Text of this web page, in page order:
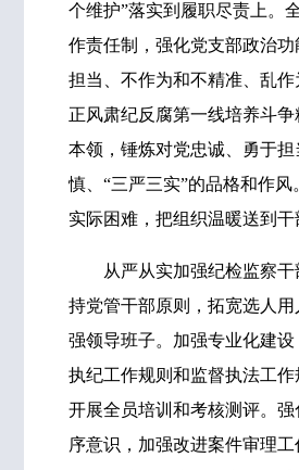
个维护”落实到履职尽责上。
作责任制，强化党支部政治
担当、不作为和不精准、乱
正风肃纪反腐第一线培养斗
本领，锤炼对党忠诚、勇于
慎、“三严三实”的品格和作风
实际困难，把组织温暖送到干
从严从实加强纪检监察干
持党管干部原则，拓宽选人
强领导班子。加强专业化建
执纪工作规则和监督执法工
开展全员培训和考核测评。
序意识，加强改进案件审理